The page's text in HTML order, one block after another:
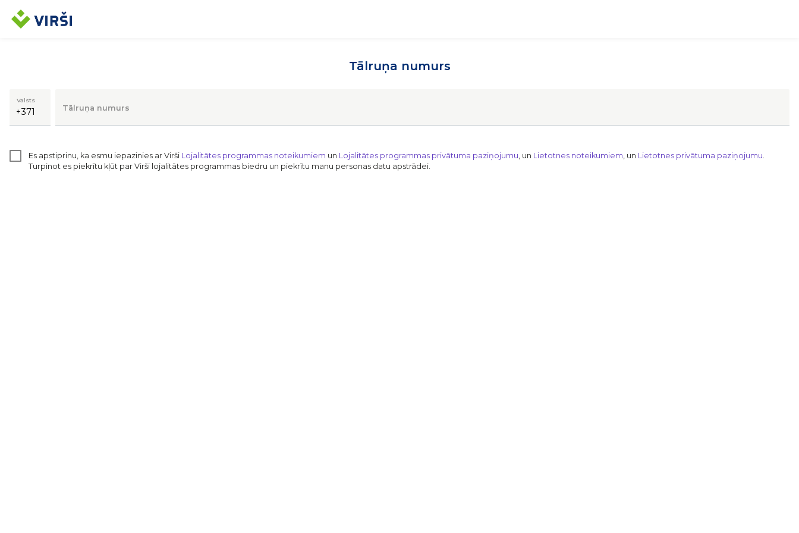
Tālruņa numurs
Valsts
Tālruņa numurs
Es apstiprinu, ka esmu iepazinies ar Virši Lojalitātes programmas noteikumiem un Lojalitātes programmas privātuma paziņojumu, un Lietotnes noteikumiem, un Lietotnes privātuma paziņojumu.
Turpinot es piekrītu kļūt par Virši lojalitātes programmas biedru un piekrītu manu personas datu apstrādei.